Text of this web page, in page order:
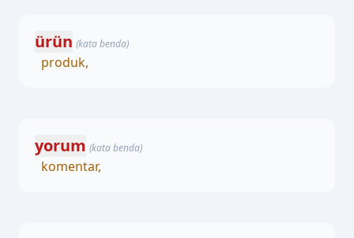
ürün (kata benda)
produk,
yorum (kata benda)
komentar,